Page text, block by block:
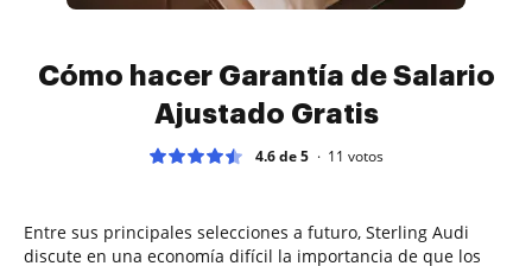
Cómo hacer Garantía de Salario
Ajustado Gratis
4.6 de 5 11 votos
Entre sus principales selecciones a futuro, Sterling Audi
discute en una economía difícil la importancia de que los